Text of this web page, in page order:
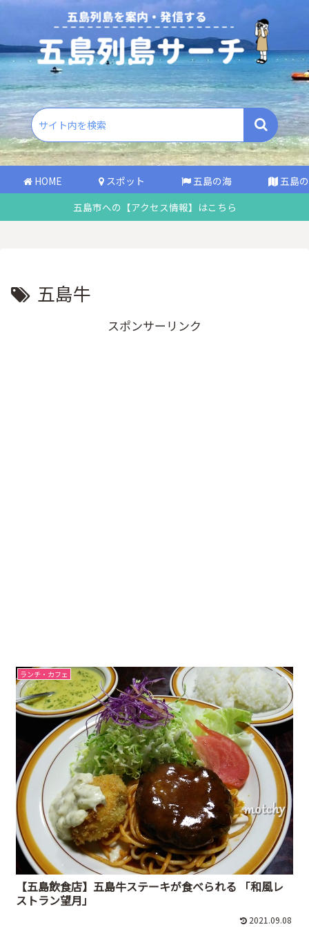
HOME スポット 五島の海
五島
五島市への【アクセス情報】はこちら
五島牛
スポンサーリンク
ランチ・カフェ
【五島飲食店】五島牛ステーキが食べられる 「和風レ
ストラン望月」
2021.09.08